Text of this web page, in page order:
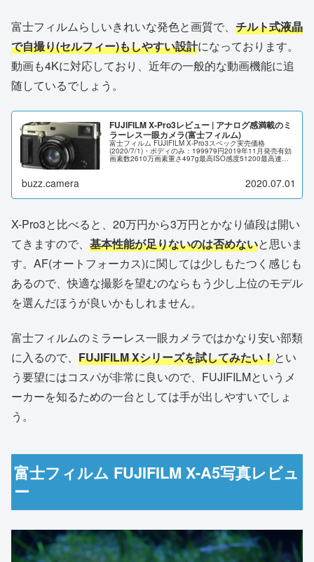
富士フィルムらしいきれいな発色と画質で、 チルト式液晶
で自撮り(セルフィー)もしやすい設計になっております。
動画も4Kに対応しており、近年の一般的な動画機能に追
随しているでしょう。
FUJIFILM X-Pro3レビュー | アナログ感満載のミ
ラーレス一眼カメラ(富士フィルム)
富士フィルム FUJIFILM X-Pro3スペック実売価格
(2020/7/1)・ボディのみ：199979円2019年11月発売有効
画素数2610万画素重さ497g最高ISO感度51200最高連写
buzz.camera 2020.07.01
X-Pro3と比べると、20万円から3万円とかなり値段は開い
てきますので、 基本性能が足りないのは否めないと思いま
す。AF(オートフォーカス)に関しては少しもたつく感じも
あるので、快適な撮影を望むのならもう少し上位のモデル
を選んだほうが良いかもしれません。
富士フィルムのミラーレス一眼カメラではかなり安い部類
に入るので、 FUJIFILM Xシリーズを試してみたい！とい
う要望にはコスパが非常に良いので、FUJIFILMというメ
ーカーを知るための一台としては手が出しやすいでしょ
う。
富士フィルム FUJIFILM X-A5写真レビュ
ー